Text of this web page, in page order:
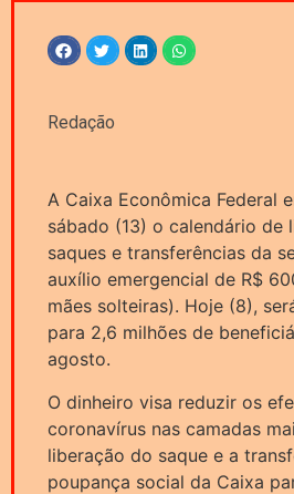
Redação
A Caixa Econômica Federal
sábado (13) o calendário de
saques e transferências da
auxílio emergencial de R$
mães solteiras). Hoje (8),
para 2,6 milhões de
agosto.
O dinheiro visa reduzir os
coronavírus nas camadas
liberação do saque e a
poupança social da Caixa